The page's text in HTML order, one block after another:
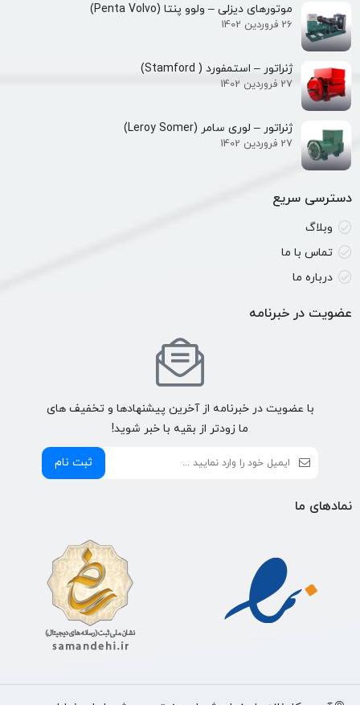
موتورهای دیزلی – ولوو پنتا (Penta Volvo)
26 فروردین 1402
ژنراتور – استمفورد ( Stamford)
27 فروردین 1402
ژنراتور – لوری سامر (Leroy Somer)
27 فروردین 1402
دسترسی سریع
وبلاگ
تماس با ما
درباره ما
عضویت در خبرنامه
با عضویت در خبرنامه از آخرین پیشنهادها و تخفیف های
ما زودتر از بقیه با خبر شوید!
ثبت نام
نمادهای ما